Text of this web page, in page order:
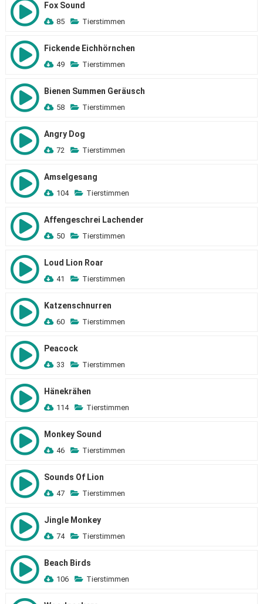
Fox Sound
85 Tierstimmen
Fickende Eichhörnchen
49 Tierstimmen
Bienen Summen Geräusch
58 Tierstimmen
Angry Dog
72 Tierstimmen
Amselgesang
104 Tierstimmen
Affengeschrei Lachender
50 Tierstimmen
Loud Lion Roar
41 Tierstimmen
Katzenschnurren
60 Tierstimmen
Peacock
33 Tierstimmen
Hänekrähen
114 Tierstimmen
Monkey Sound
46 Tierstimmen
Sounds Of Lion
47 Tierstimmen
Jingle Monkey
74 Tierstimmen
Beach Birds
106 Tierstimmen